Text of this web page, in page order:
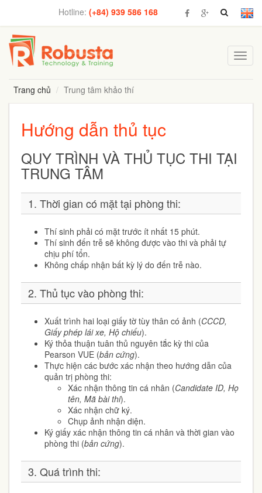
Hotline: (+84) 939 586 168
Trang chủ
Trung tâm khảo thí
Hướng dẫn thủ tục
QUY TRÌNH VÀ THỦ TỤC THI TẠI
TRUNG TÂM
1. Thời gian có mặt tại phòng thi:
Thí sinh phải có mặt trước ít nhất 15 phút.
Thí sinh đến trễ sẽ không được vào thi và phải tự
chịu phí tổn.
Không chấp nhận bất kỳ lý do đến trễ nào.
2. Thủ tục vào phòng thi:
Xuất trình hai loại giấy tờ tùy thân có ảnh (CCCD,
Giấy phép lái xe, Hộ chiếu).
Ký thỏa thuận tuân thủ nguyên tắc kỳ thi của
Pearson VUE (bản cứng).
Thực hiện các bước xác nhận theo hướng dẫn của
quản trị phòng thi:
Xác nhận thông tin cá nhân (Candidate ID, Họ
tên, Mã bài thi).
Xác nhận chữ ký.
Chụp ảnh nhận diện.
Ký giấy xác nhận thông tin cá nhân và thời gian vào
phòng thi (bản cứng).
3. Quá trình thi: